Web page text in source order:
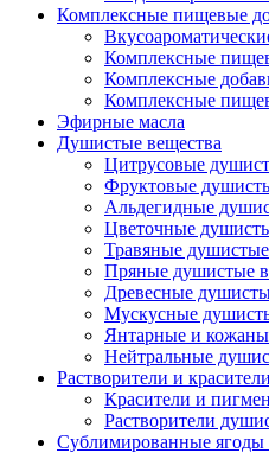
Комплексные пищевые
Комплексные
Комплексные
Комплексные
Эфирные масла
Душистые вещества
Цитрусовые
Фруктовые
Альдегидные
Цветочные
Травяные
Пряные душистые
Древесные
Мускусные
Янтарные и
Нейтральные
Растворители и красители
Красители и
Растворители
Сублимированные